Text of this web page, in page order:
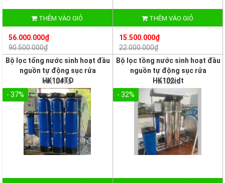
THÊM VÀO GIỎ
56.000.000₫
90.500.000₫
THÊM VÀO GIỎ
15.500.000₫
22.000.000₫
Bộ lọc tổng nước sinh hoạt đầu
nguồn tự động sục rửa
HK104TD
HK104TD
- 37%
Bộ lọc tồng nước sinh hoạt đầu
nguồn tự động sục rửa
HK102idt
hk102itd
- 32%